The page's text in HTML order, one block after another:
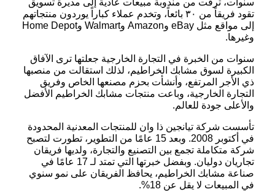
تقود فريقاً من ٣٠ بائعاً، وتخدم عملاء كباراً يوردون منتجاتهم
إلى مواقع مثل eBay وAmazon وWalmart وHome Depot
وغيرها.
سنوات من الخبرة في التجارة الخارجية جعلتها ترى الآفاق
الكبيرة لسوق مشابك الخراطيم، لذلك استقالت من منصبها
ذي الأجر المرتفع، وأنشأت بحزم مصنعها الخاص وفريق
التجارة الخارجية، وباعت منتجات مشابك الخراطيم الأفضل
والأعلى جودة للعالم.
تأسست شركة تيانجين ذا وان للمنتجات المعدنية المحدودة
في أكتوبر 2008. وبعد 15 عامًا من التطوير، تطورت لتصبح
شركة متكاملة تجمع بين التصنيع والتجارة، ولديها فريقان
تجاريان دوليان. وبفضل خبرتها التي تمتد لـ 17 عامًا في
صناعة مشابك الخراطيم، يحافظ الفريقان على نمو سنوي
في المبيعات لا يقل عن 18%.